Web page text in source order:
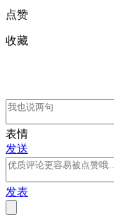
点赞
收藏
表情
发送
发表